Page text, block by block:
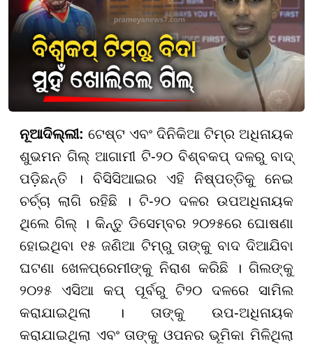
ନୂଆଦିଲ୍ଲୀ: ଟେଷ୍ଟ ଏବଂ ଦିନିକିଆ ଟିମ୍ର ଅଧିନାୟକ
ଶୁଭମନ ଗିଲ୍ ଆଗାମୀ ଟି-୨୦ ବିଶ୍ବକପ୍ ଦଳରୁ ବାଦ୍
ପଡ଼ିଛନ୍ତି । ବିସିସିଆଇର ଏହି ନିଷ୍ପତ୍ତିକୁ ନେଇ
ଚର୍ଚ୍ଚା ଲାଗି ରହିଛି । ଟି-୨୦ ଦଳର ଉପଅଧିନାୟକ
ଥିଲେ ଗିଲ୍ । କିନ୍ତୁ ଡିସେମ୍ବର ୨୦୨୫ରେ ଘୋଷଣା
ହୋଇଥିବା ୧୫ ଜଣିଆ ଟିମ୍ରୁ ତାଙ୍କୁ ବାଦ ଦିଆଯିବା
ଘଟଣା ଖେଳପ୍ରେମୀଙ୍କୁ ନିରାଶ କରିଛି । ଗିଲଙ୍କୁ
୨୦୨୫ ଏସିଆ କପ୍ ପୂର୍ବରୁ ଟି୨୦ ଦଳରେ ସାମିଲ
କରାଯାଇଥିଲା । ତାଙ୍କୁ ଉପ-ଅଧିନାୟକ
କରାଯାଇଥିଲା ଏବଂ ତାଙ୍କୁ ଓପନର ଭୂମିକା ମିଳିଥିଲା